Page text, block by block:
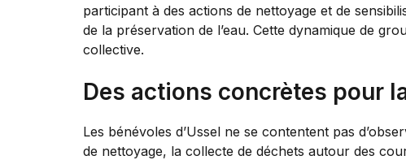
participant à des actions de nettoyage et de
de la préservation de l’eau. Cette dynamique de
collective.
Des actions concrètes pour
Les bénévoles d’Ussel ne se contentent pas
de nettoyage, la collecte de déchets autour des